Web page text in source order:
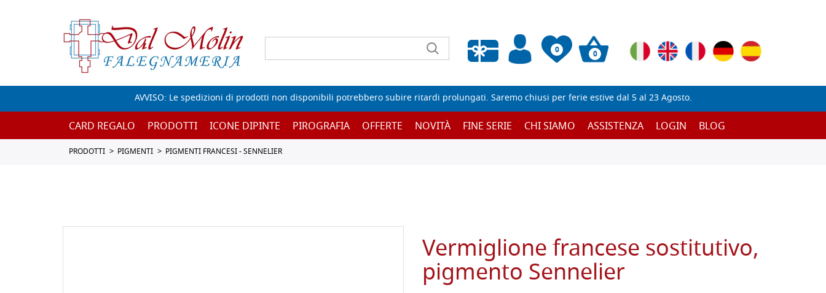
0
Wishlist vuota
0
AVVISO: Le spedizioni di prodotti non disponibili potrebbero subire ritardi prolungati. Saremo chiusi per ferie estive dal 5 al 23 Agosto.
CARD REGALO PRODOTTI ICONE DIPINTE PIROGRAFIA OFFERTE NOVITÀ FINE SERIE CHI SIAMO ASSISTENZA LOGIN BLOG
PRODOTTI PIGMENTI PIGMENTI FRANCESI - SENNELIER
Vermiglione francese sostitutivo,
pigmento Sennelier